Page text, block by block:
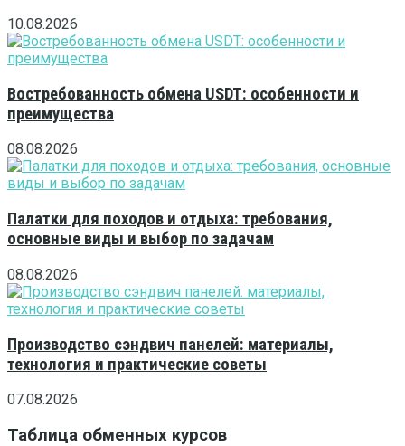
10.08.2026
Востребованность обмена USDT: особенности и
преимущества
08.08.2026
Палатки для походов и отдыха: требования,
основные виды и выбор по задачам
08.08.2026
Производство сэндвич панелей: материалы,
технология и практические советы
07.08.2026
Таблица обменных курсов